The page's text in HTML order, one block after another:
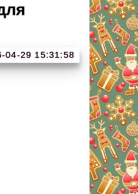
04-29 15:31:58